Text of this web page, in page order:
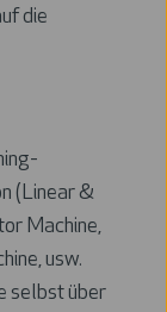
die
(Linear &
Machine,
usw.
selbst über